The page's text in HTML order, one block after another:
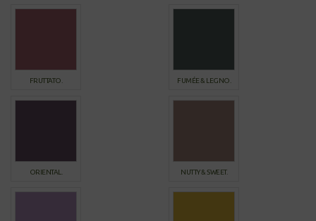
FRUTTATO. FUMÉE & LEGNO.
ORIENTAL. NUTTY & SWEET.